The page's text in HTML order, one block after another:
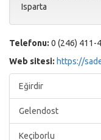
Isparta
Telefonu: 0 (246) 411-
Web sitesi: https://
Eğirdir
Gelendost
Keçiborlu